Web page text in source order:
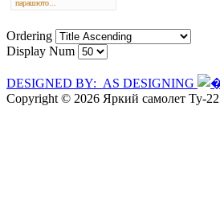
парашюто...
Ordering
Display Num
DESIGNED BY: AS DESIGNING
Copyright © 2026 Яркий самолет Ту-22